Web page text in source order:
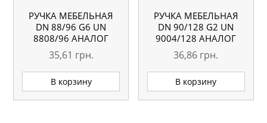
РУЧКА МЕБЕЛЬНАЯ
DN 88/96 G6 UN
8808/96 АНАЛОГ
35,61 грн.
В корзину
РУЧКА МЕБЕЛЬНАЯ
DN 90/128 G2 UN
9004/128 АНАЛОГ
36,86 грн.
В корзину